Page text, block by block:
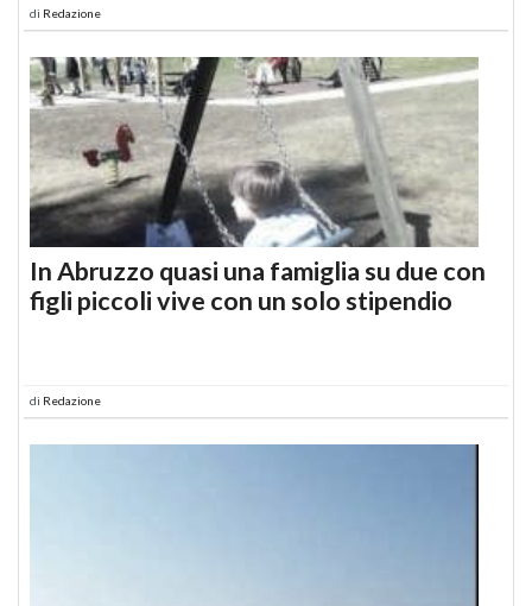
di Redazione
In Abruzzo quasi una famiglia su due con
figli piccoli vive con un solo stipendio
di Redazione